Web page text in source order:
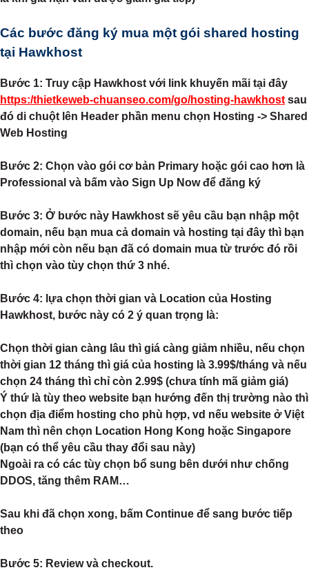
Các bước đăng ký mua một gói shared hosting
tại Hawkhost
Bước 1: Truy cập Hawkhost với link khuyến mãi tại đây
https:/thietkeweb-chuanseo.com/go/hosting-hawkhost sau
đó di chuột lên Header phần menu chọn Hosting -> Shared
Web Hosting
Bước 2: Chọn vào gói cơ bản Primary hoặc gói cao hơn là
Professional và bấm vào Sign Up Now để đăng ký
Bước 3: Ở bước này Hawkhost sẽ yêu cầu bạn nhập một
domain, nếu bạn mua cả domain và hosting tại đây thì bạn
nhập mới còn nếu bạn đã có domain mua từ trước đó rồi
thì chọn vào tùy chọn thứ 3 nhé.
Bước 4: lựa chọn thời gian và Location của Hosting
Hawkhost, bước này có 2 ý quan trọng là:
Chọn thời gian càng lâu thì giá càng giảm nhiều, nếu chọn
thời gian 12 tháng thì giá của hosting là 3.99$/tháng và nếu
chọn 24 tháng thì chỉ còn 2.99$ (chưa tính mã giảm giá)
Ý thứ là tùy theo website bạn hướng đến thị trường nào thì
chọn địa điểm hosting cho phù hợp, vd nếu website ở Việt
Nam thì nên chọn Location Hong Kong hoặc Singapore
(bạn có thể yêu cầu thay đổi sau này)
Ngoài ra có các tùy chọn bổ sung bên dưới như chống
DDOS, tăng thêm RAM…
Sau khi đã chọn xong, bấm Continue để sang bước tiếp
theo
Bước 5: Review và checkout.